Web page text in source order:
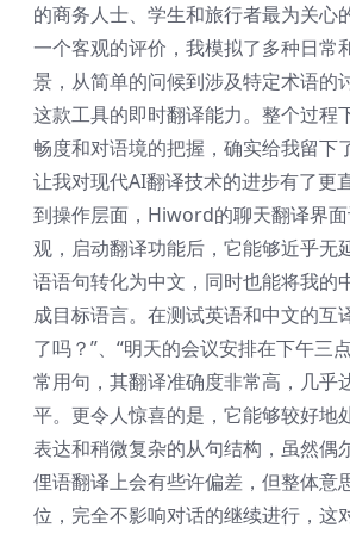
的商务人士、学生和旅行者最为关心
一个客观的评价，我模拟了多种日常
景，从简单的问候到涉及特定术语的
这款工具的即时翻译能力。整个过程
畅度和对语境的把握，确实给我留下
让我对现代AI翻译技术的进步有了更
到操作层面，Hiword的聊天翻译界
观，启动翻译功能后，它能够近乎无
语语句转化为中文，同时也能将我的
成目标语言。在测试英语和中文的互
了吗？”、“明天的会议安排在下午三
常用句，其翻译准确度非常高，几乎
平。更令人惊喜的是，它能够较好地
表达和稍微复杂的从句结构，虽然偶
俚语翻译上会有些许偏差，但整体意
位，完全不影响对话的继续进行，这